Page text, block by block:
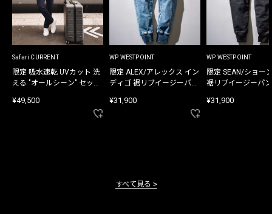
Safari CURRENT
限定 吸水速乾 UVカット 洗
える "オールシーン" セット
¥49,500
WP WESTPOINT
限定 ALEX/アレックス イン
ディゴ 裾リブイージーパン
¥31,900
WP WESTPOINT
限定 SEAN/ショー
裾リブイージーパ
¥31,900
すべて見る